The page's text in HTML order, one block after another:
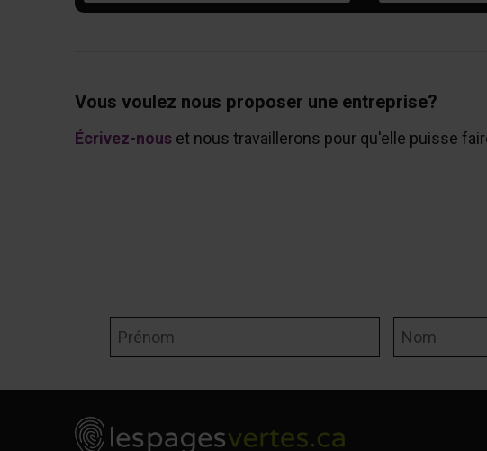
Vous voulez nous proposer une entreprise?
Écrivez-nouset nous travaillerons pour qu'elle puisse